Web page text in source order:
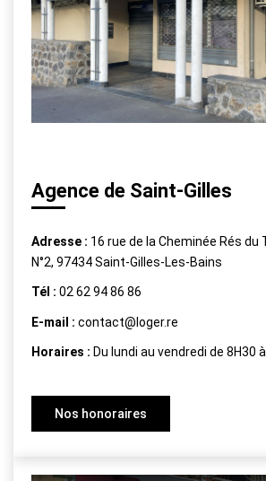
Agence de Saint-Gilles
Adresse : 16 rue de la Cheminée Rés du
N°2, 97434 Saint-Gilles-Les-Bains
Tél : 02 62 94 86 86
E-mail : contact@loger.re
Horaires : Du lundi au vendredi de 8H30
Nos honoraires